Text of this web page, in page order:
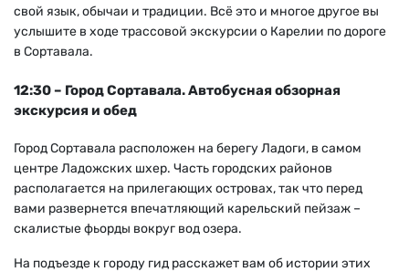
свой язык, обычаи и традиции. Всё это и многое другое вы
услышите в ходе трассовой экскурсии о Карелии по дороге
в Сортавала.
12:30 – Город Сортавала. Автобусная обзорная
экскурсия и обед
Город Сортавала расположен на берегу Ладоги, в самом
центре Ладожских шхер. Часть городских районов
располагается на прилегающих островах, так что перед
вами развернется впечатляющий карельский пейзаж –
скалистые фьорды вокруг вод озера.
На подъезде к городу гид расскажет вам об истории этих